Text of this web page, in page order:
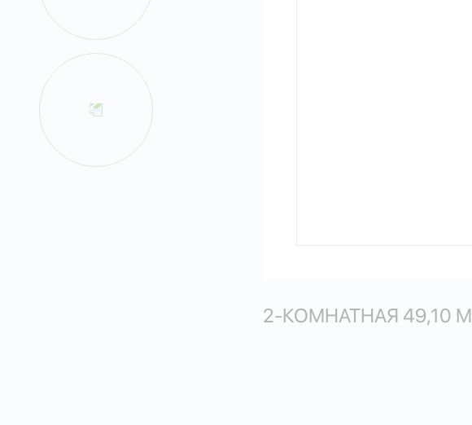
2-КОМНАТНАЯ 49,10 М